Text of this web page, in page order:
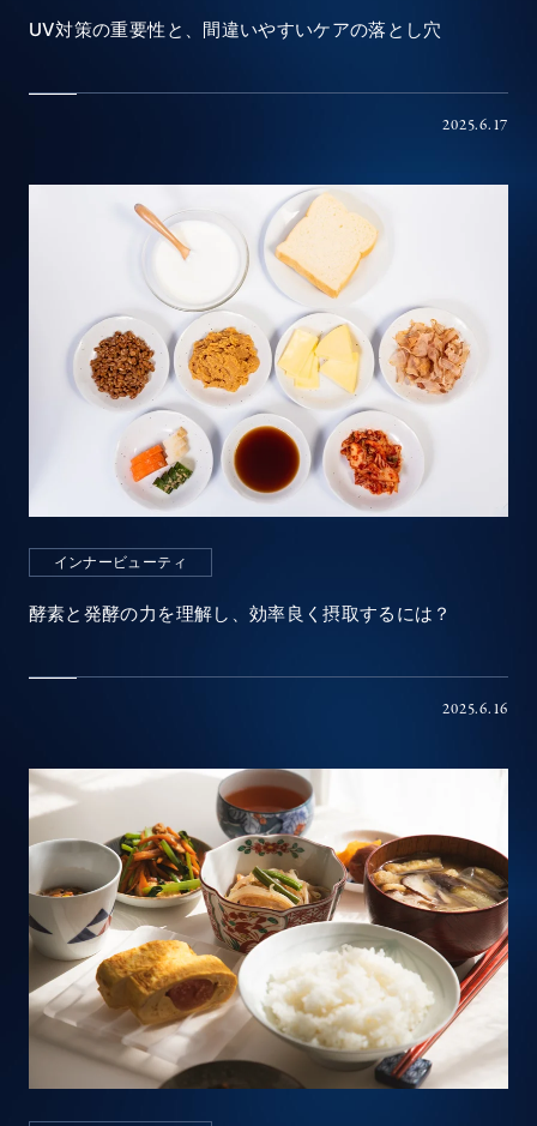
UV対策の重要性と、間違いやすいケアの落とし穴
2025.6.17
インナービューティ
酵素と発酵の力を理解し、効率良く摂取するには？
2025.6.16